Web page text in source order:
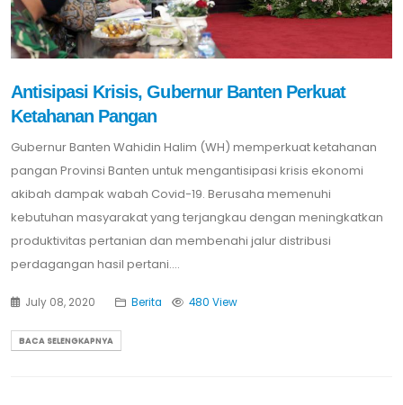
Antisipasi Krisis, Gubernur Banten Perkuat
Ketahanan Pangan
Gubernur Banten Wahidin Halim (WH) memperkuat ketahanan
pangan Provinsi Banten untuk mengantisipasi krisis ekonomi
akibah dampak wabah Covid-19. Berusaha memenuhi
kebutuhan masyarakat yang terjangkau dengan meningkatkan
produktivitas pertanian dan membenahi jalur distribusi
perdagangan hasil pertani....
July 08, 2020 Berita 480 View
BACA SELENGKAPNYA